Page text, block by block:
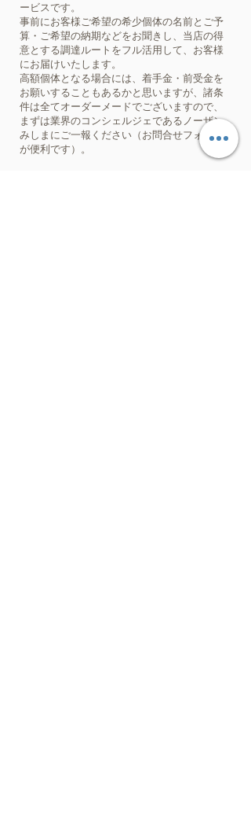
ービスです。
事前にお客様ご希望の希少個体の名前とご予
算・ご希望の納期などをお聞きし、当店の得
意とする調達ルートをフル活用して、お客様
にお届けいたします。
高額個体となる場合には、着手金・前受金を
お願いすることもあるかと思いますが、諸条
件は全てオーダーメードでございますので、
まずは業界のコンシェルジェであるノーザン
みしまにご一報ください（お問合せフォーム
が便利です）。